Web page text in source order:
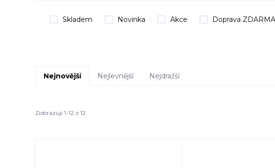
Skladem Novinka Akce Doprava ZDARMA
Nejnovější Nejlevnější Nejdražší
Zobrazuji 1-12 z 12